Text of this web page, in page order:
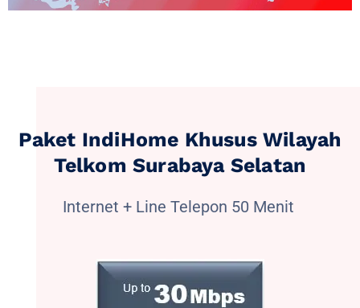
Paket IndiHome Khusus Wilayah
Telkom Surabaya Selatan
Internet + Line Telepon 50 Menit